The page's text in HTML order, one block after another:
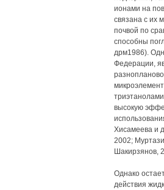
ионами на
связана с их
почвой по
способны
дрм1986).
Федерации,
высокую
Хисамеева и
2002;
Шакирзянов,
Однако
действия